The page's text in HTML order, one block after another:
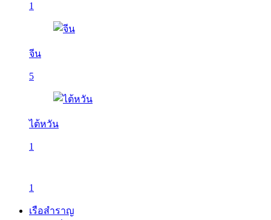
1
จีน
5
ไต้หวัน
1
1
เรือสำราญ